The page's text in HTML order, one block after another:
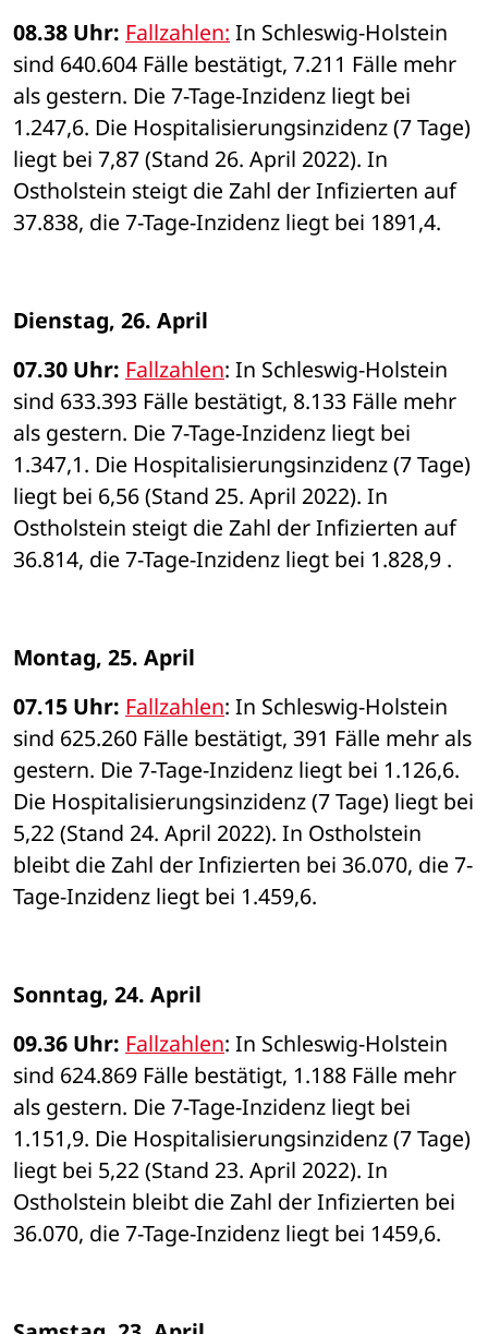
08.38 Uhr: Fallzahlen: In Schleswig-Holstein
sind 640.604 Fälle bestätigt, 7.211 Fälle mehr
als gestern. Die 7-Tage-Inzidenz liegt bei
1.247,6. Die Hospitalisierungsinzidenz (7 Tage)
liegt bei 7,87 (Stand 26. April 2022). In
Ostholstein steigt die Zahl der Infizierten auf
37.838, die 7-Tage-Inzidenz liegt bei 1891,4.
Dienstag, 26. April
07.30 Uhr: Fallzahlen: In Schleswig-Holstein
sind 633.393 Fälle bestätigt, 8.133 Fälle mehr
als gestern. Die 7-Tage-Inzidenz liegt bei
1.347,1. Die Hospitalisierungsinzidenz (7 Tage)
liegt bei 6,56 (Stand 25. April 2022). In
Ostholstein steigt die Zahl der Infizierten auf
36.814, die 7-Tage-Inzidenz liegt bei 1.828,9 .
Montag, 25. April
07.15 Uhr: Fallzahlen: In Schleswig-Holstein
sind 625.260 Fälle bestätigt, 391 Fälle mehr als
gestern. Die 7-Tage-Inzidenz liegt bei 1.126,6.
Die Hospitalisierungsinzidenz (7 Tage) liegt bei
5,22 (Stand 24. April 2022). In Ostholstein
bleibt die Zahl der Infizierten bei 36.070, die 7-
Tage-Inzidenz liegt bei 1.459,6.
Sonntag, 24. April
09.36 Uhr: Fallzahlen: In Schleswig-Holstein
sind 624.869 Fälle bestätigt, 1.188 Fälle mehr
als gestern. Die 7-Tage-Inzidenz liegt bei
1.151,9. Die Hospitalisierungsinzidenz (7 Tage)
liegt bei 5,22 (Stand 23. April 2022). In
Ostholstein bleibt die Zahl der Infizierten bei
36.070, die 7-Tage-Inzidenz liegt bei 1459,6.